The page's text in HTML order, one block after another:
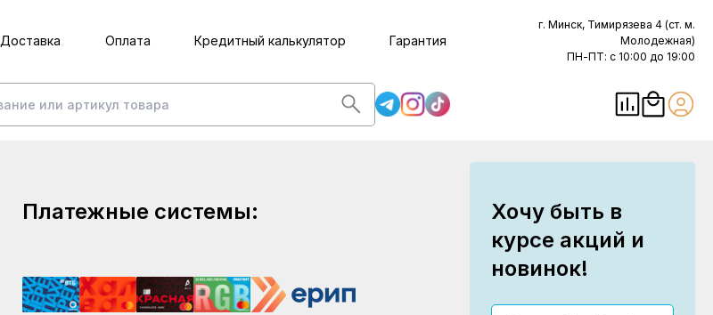
Доставка Оплата Кредитный калькулятор Гарантия
г. Минск, Тимирязева 4 (ст. м.
Молодежная)
ПН-ПТ: с 10:00 до 19:00
Платежные системы:
Хочу быть в
курсе акций и
новинок!